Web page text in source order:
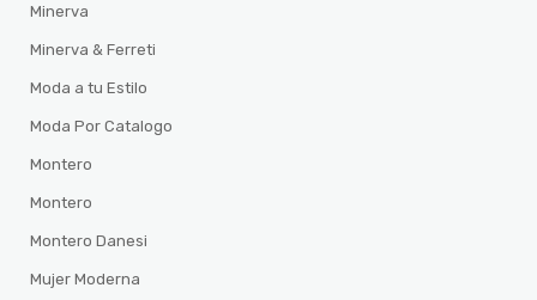
Minerva
Minerva & Ferreti
Moda a tu Estilo
Moda Por Catalogo
Montero
Montero
Montero Danesi
Mujer Moderna